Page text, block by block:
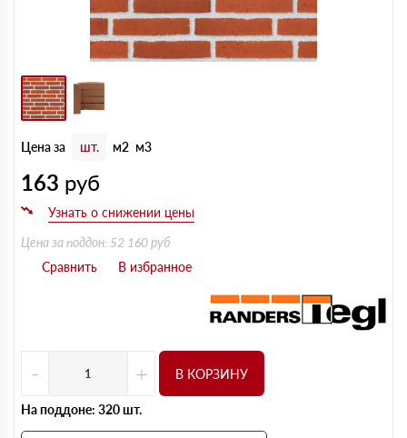
Цена за шт. м2 м3
163 руб
Цена за поддон: 52 160 руб
- + В КОРЗИНУ
На поддоне: 320 шт.